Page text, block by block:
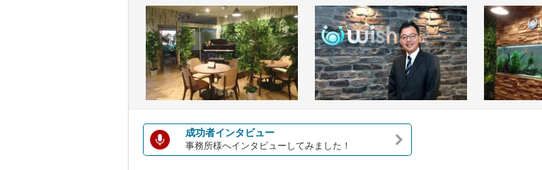
成功者インタビュー
事務所様へインタビューしてみました！